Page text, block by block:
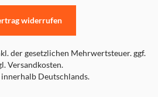
der gesetzlichen Mehrwertsteuer. ggf.
Versandkosten.
Deutschlands.
widerrufen